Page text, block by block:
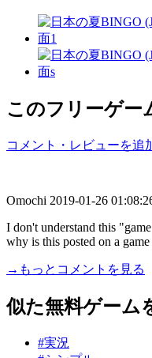
このフリーゲー
コメント・レビューを追
Omochi 2019-01-26
I don't understand this
why is this posted on a
→もっとコメントを見る
似た無料ゲーム
#実況